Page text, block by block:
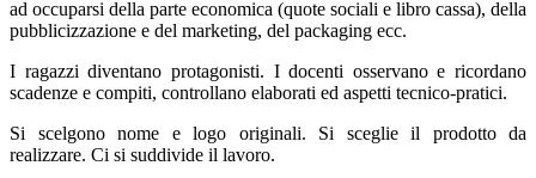
ad occuparsi della parte economica (quote sociali e libro cassa), della
pubblicizzazione e del marketing, del packaging ecc.
I ragazzi diventano protagonisti. I docenti osservano e ricordano
scadenze e compiti, controllano elaborati ed aspetti tecnico-pratici.
Si scelgono nome e logo originali. Si sceglie il prodotto da
realizzare. Ci si suddivide il lavoro.